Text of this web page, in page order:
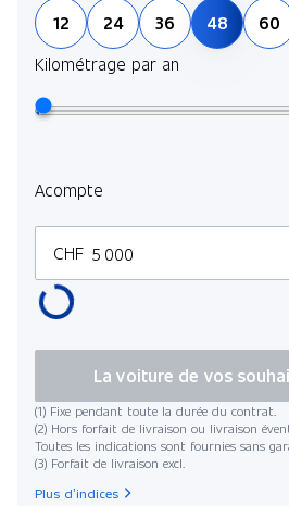
12 24 36 48
60
Kilométrage par an
Acompte
CHF
(1) Fixe pendant toute la durée du contrat.
(2) Hors forfait de livraison ou livraison
Toutes les indications sont fournies sans
(3) Forfait de livraison excl.
La voiture de vos
Plus d’indices